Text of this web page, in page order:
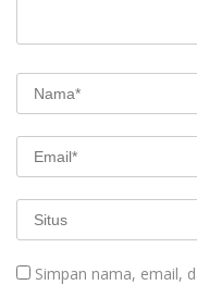
Simpan nama, email,